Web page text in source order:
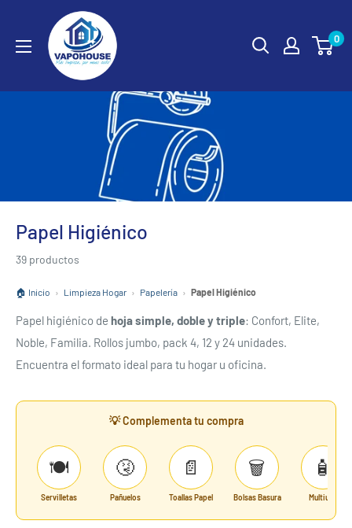
directamente
vapohouse
0
Papel Higiénico
39 productos
🏠 Inicio › Limpieza Hogar › Papelería › Papel Higiénico
Papel higiénico de hoja simple, doble y triple: Confort, Elite,
Noble, Familia. Rollos jumbo, pack 4, 12 y 24 unidades.
Encuentra el formato ideal para tu hogar u oficina.
💡 Complementa tu compra
🍽️
Servilletas
🤧
Pañuelos
📄
Toallas Papel
🗑️
Bolsas Basura
🧴
Multiuso